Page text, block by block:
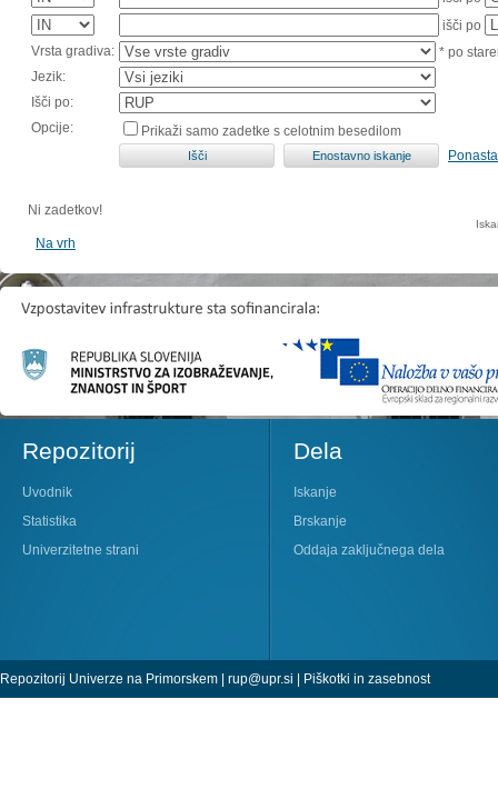
išči po
Vrsta gradiva:
* po
Jezik:
Išči po:
Opcije:
Prikaži samo zadetke s celotnim besedilom
Ni zadetkov!
Na vrh
Repozitorij
Uvodnik
Statistika
Univerzitetne strani
Dela
Iskanje
Brskanje
Oddaja zaključnega dela
Repozitorij Univerze na Primorskem | rup@upr.si | Piškotki in zasebnost